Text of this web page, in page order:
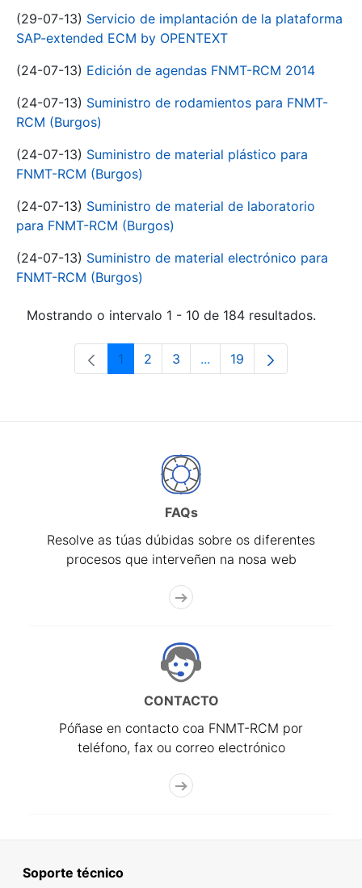
(29-07-13) Servicio de implantación de la plataforma
SAP-extended ECM by OPENTEXT
(24-07-13) Edición de agendas FNMT-RCM 2014
(24-07-13) Suministro de rodamientos para FNMT-
RCM (Burgos)
(24-07-13) Suministro de material plástico para
FNMT-RCM (Burgos)
(24-07-13) Suministro de material de laboratorio
para FNMT-RCM (Burgos)
(24-07-13) Suministro de material electrónico para
FNMT-RCM (Burgos)
Mostrando o intervalo 1 - 10 de 184 resultados.
Páxina
1 Páxina
2 Páxina
3 ...Páxinas intermedias Use
Páxina
19
FAQs
Resolve as túas dúbidas sobre os diferentes
procesos que interveñen na nosa web
CONTACTO
Póñase en contacto coa FNMT-RCM por
teléfono, fax ou correo electrónico
Soporte técnico